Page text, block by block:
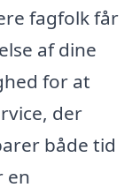
fagfolk får
af dine
for at
der
både tid
en